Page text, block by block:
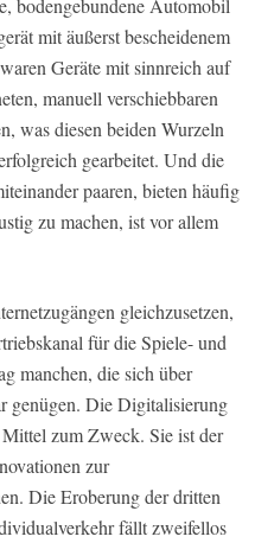
bodengebundene Automobil
mit äußerst bescheidenem
Geräte mit sinnreich auf
manuell verschiebbaren
was diesen beiden Wurzeln
gearbeitet. Und die
paaren, bieten häufig
zu machen, ist vor allem
gleichzusetzen,
für die Spiele- und
manchen, die sich über
genügen. Die Digitalisierung
zum Zweck. Sie ist der
zur
Die Eroberung der dritten
fällt zweifellos